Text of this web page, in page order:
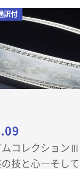
訳付
コレクションⅢ
の技と心―そし